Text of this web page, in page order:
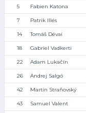
5 Fabien Katona
7 Patrik Illés
14 Tomáš Dévai
18 Gabriel Vadkerti
22 Adam Lukačín
26 Andrej Salgó
42 Martin Straňovský
43 Samuel Valent